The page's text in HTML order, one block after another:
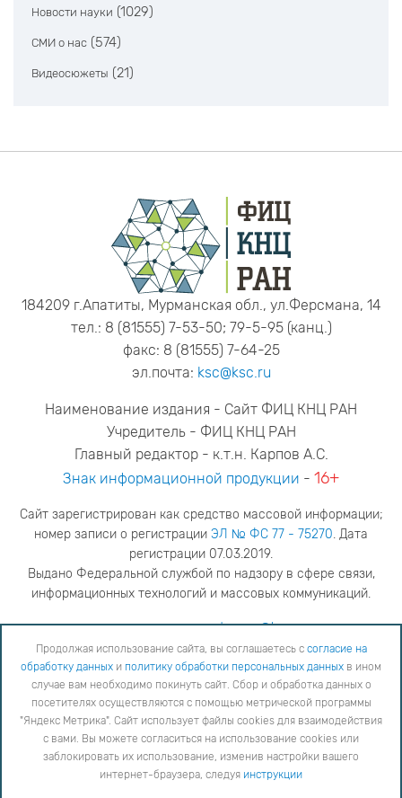
Новости науки (1029)
СМИ о нас (574)
Видеосюжеты (21)
184209 г.Апатиты, Мурманская обл., ул.Ферсмана, 14
тел.: 8 (81555) 7-53-50; 79-5-95 (канц.)
факс: 8 (81555) 7-64-25
эл.почта: ksc@ksc.ru
Наименование издания - Сайт ФИЦ КНЦ РАН
Учредитель - ФИЦ КНЦ РАН
Главный редактор - к.т.н. Карпов А.С.
Знак информационной продукции - 16+
Сайт зарегистрирован как средство массовой информации;
номер записи о регистрации ЭЛ № ФС 77 - 75270. Дата
регистрации 07.03.2019.
Выдано Федеральной службой по надзору в сфере связи,
информационных технологий и массовых коммуникаций.
адрес редакцииya.stogova@ksc.ru
телефон редакции81555-79-516
Продолжая использование сайта, вы соглашаетесь с согласие на обработку данных
обработки персональных данных
в ином случае вам необходимо покинуть сайт. Сбор и обработка
данных о посетителях осуществляются с помощью метрической программы "Яндекс Метрика".
Сайт использует файлы cookies для взаимодействия с вами. Вы можете согласиться на
использование cookies или заблокировать их использование, изменив настройки вашего интернет-
Продолжая использование сайта, вы соглашаетесь с согласие на
обработку данных и политику обработки персональных данных в ином
случае вам необходимо покинуть сайт. Сбор и обработка данных о
посетителях осуществляются с помощью метрической программы
"Яндекс Метрика". Сайт использует файлы cookies для взаимодействия
с вами. Вы можете согласиться на использование cookies или
заблокировать их использование, изменив настройки вашего
интернет-браузера, следуя инструкции